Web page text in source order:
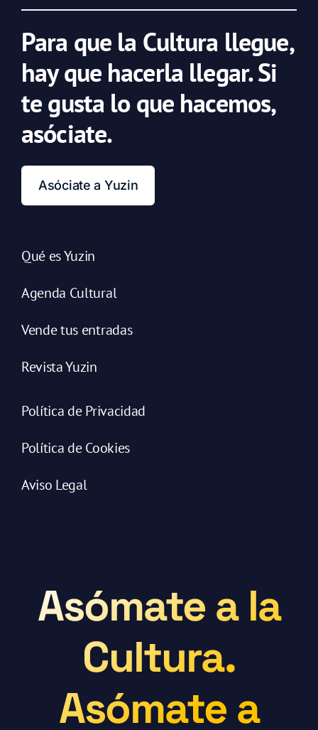
Para que la Cultura llegue,
hay que hacerla llegar. Si
te gusta lo que hacemos,
asóciate.
Asóciate a Yuzin
Qué es Yuzin
Agenda Cultural
Vende tus entradas
Revista Yuzin
Política de Privacidad
Política de Cookies
Aviso Legal
Asómate a la
Cultura.
Asómate a